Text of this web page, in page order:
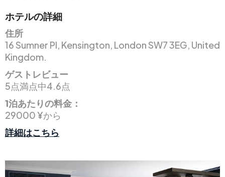
ホテルの詳細
住所
16 Sumner Pl, Kensington, London SW7 3EG, United
Kingdom.
ゲストレビュー
5点満点中4.6点
1泊あたりの料金：
29000 ¥から
詳細はこちら